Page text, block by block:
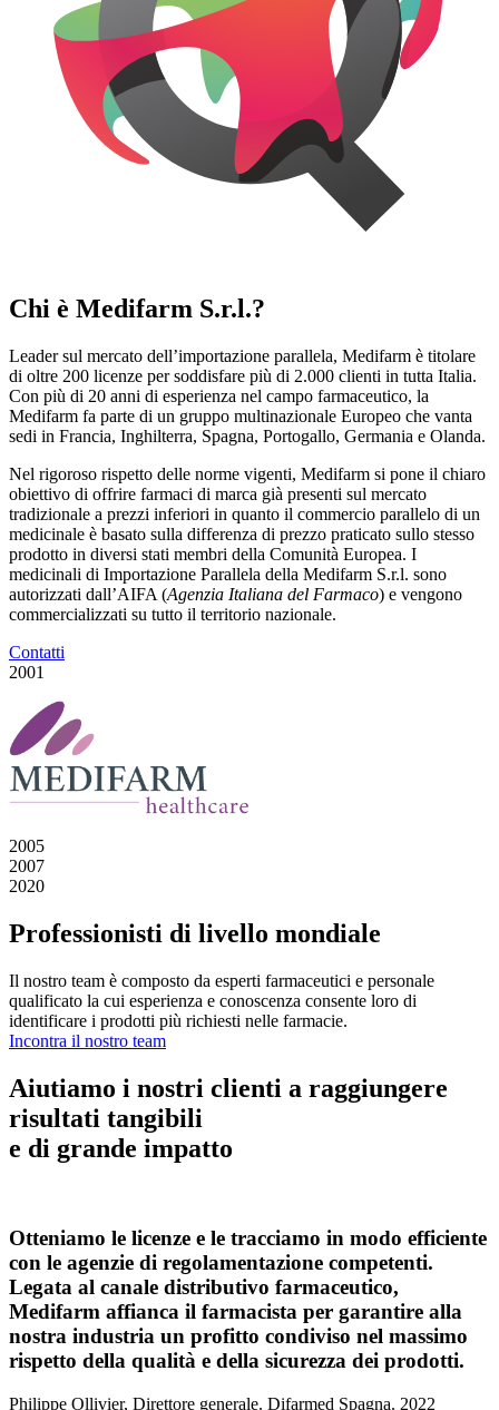
Chi è Medifarm S.r.l.?
Leader sul mercato dell’importazione parallela, Medifarm è titolare
di oltre 200 licenze per soddisfare più di 2.000 clienti in tutta Italia.
Con più di 20 anni di esperienza nel campo farmaceutico, la
Medifarm fa parte di un gruppo multinazionale Europeo che vanta
sedi in Francia, Inghilterra, Spagna, Portogallo, Germania e Olanda.
Nel rigoroso rispetto delle norme vigenti, Medifarm si pone il chiaro
obiettivo di offrire farmaci di marca già presenti sul mercato
tradizionale a prezzi inferiori in quanto il commercio parallelo di un
medicinale è basato sulla differenza di prezzo praticato sullo stesso
prodotto in diversi stati membri della Comunità Europea. I
medicinali di Importazione Parallela della Medifarm S.r.l. sono
autorizzati dall’AIFA (Agenzia Italiana del Farmaco) e vengono
commercializzati su tutto il territorio nazionale.
Contatti
2001
2005
2007
2020
Professionisti di livello mondiale
Il nostro team è composto da esperti farmaceutici e personale
qualificato la cui esperienza e conoscenza consente loro di
identificare i prodotti più richiesti nelle farmacie.
Incontra il nostro team
Aiutiamo i nostri clienti a raggiungere
risultati tangibili
e di grande impatto
Otteniamo le licenze e le tracciamo in modo efficiente
con le agenzie di regolamentazione competenti.
Legata al canale distributivo farmaceutico,
Medifarm affianca il farmacista per garantire alla
nostra industria un profitto condiviso nel massimo
rispetto della qualità e della sicurezza dei prodotti.
Philippe Ollivier, Direttore generale. Difarmed Spagna. 2022